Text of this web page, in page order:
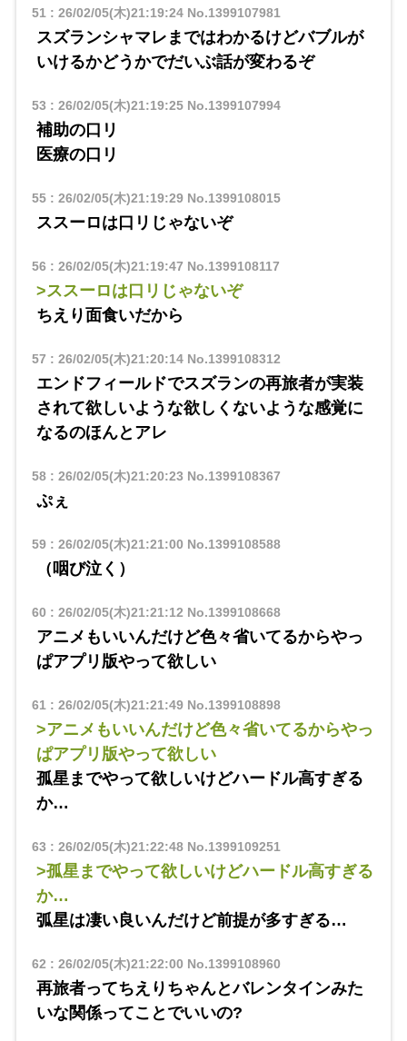
51 : 26/02/05(木)21:19:24No.1399107981
スズランシャマレまではわかるけどバブルが
いけるかどうかでだいぶ話が変わるぞ
53 : 26/02/05(木)21:19:25No.1399107994
補助の口リ
医療の口リ
55: 26/02/05(木)21:19:29No.1399108015
ススーロは口リじゃないぞ
56 : 26/02/05(木)21:19:47 No.1399108117
>ススーロは口リじゃないぞ
ちえり面食いだから
57 : 26/02/05(木)21:20:14No.1399108312
エンドフィールドでスズランの再旅者が実装
されて欲しいような欲しくないような感覚に
なるのほんとアレ
58: 26/02/05(木)21:20:23 No.1399108367
ぷぇ
59: 26/02/05(木)21:21:00 No.1399108588
（咽び泣く）
60 : 26/02/05(木)21:21:12 No.1399108668
アニメもいいんだけど色々省いてるからやっ
ぱアプリ版やって欲しい
61 : 26/02/05(木)21:21:49No.1399108898
>アニメもいいんだけど色々省いてるからやっ
ぱアプリ版やって欲しい
孤星までやって欲しいけどハードル高すぎる
か…
63 : 26/02/05(木)21:22:48No.1399109251
>孤星までやって欲しいけどハードル高すぎる
か…
弧星は凄い良いんだけど前提が多すぎる…
62 : 26/02/05(木)21:22:00 No.1399108960
再旅者ってちえりちゃんとバレンタインみた
いな関係ってことでいいの?